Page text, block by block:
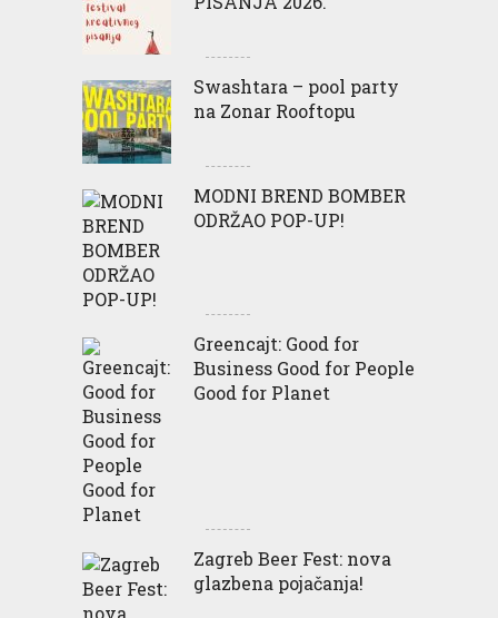
Swashtara – pool party
na Zonar Rooftopu
MODNI BREND BOMBER
ODRŽAO POP-UP!
Greencajt: Good for
Business Good for People
Good for Planet
Zagreb Beer Fest: nova
glazbena pojačanja!